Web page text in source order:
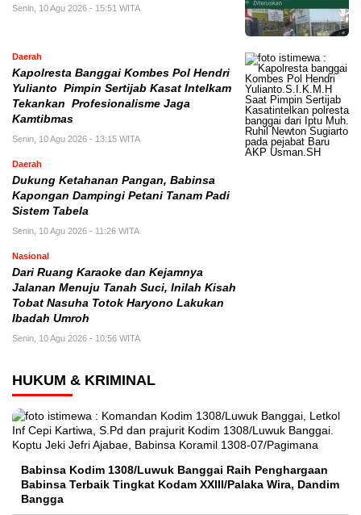
Senin, 10 Agu 2026 - 15:51 WITA
Daerah
Kapolresta Banggai Kombes Pol Hendri
Yulianto Pimpin Sertijab Kasat Intelkam
Tekankan Profesionalisme Jaga
Kamtibmas
Senin, 10 Agu 2026 - 13:15 WITA
Daerah
Dukung Ketahanan Pangan, Babinsa
Kapongan Dampingi Petani Tanam Padi
Sistem Tabela
Senin, 10 Agu 2026 - 11:26 WITA
Nasional
Dari Ruang Karaoke dan Kejamnya
Jalanan Menuju Tanah Suci, Inilah Kisah
Tobat Nasuha Totok Haryono Lakukan
Ibadah Umroh
Senin, 10 Agu 2026 - 10:56 WITA
HUKUM & KRIMINAL
Babinsa Kodim 1308/Luwuk Banggai Raih Penghargaan
Babinsa Terbaik Tingkat Kodam XXIII/Palaka Wira, Dandim
Bangga